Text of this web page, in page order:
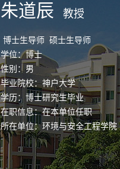
朱道辰 教授
博士生导师 硕士生导师
学位：博士
性别：男
毕业院校：神户大学
学历：博士研究生毕业
在职信息：在本单位任职
所在单位：环境与安全工程学院